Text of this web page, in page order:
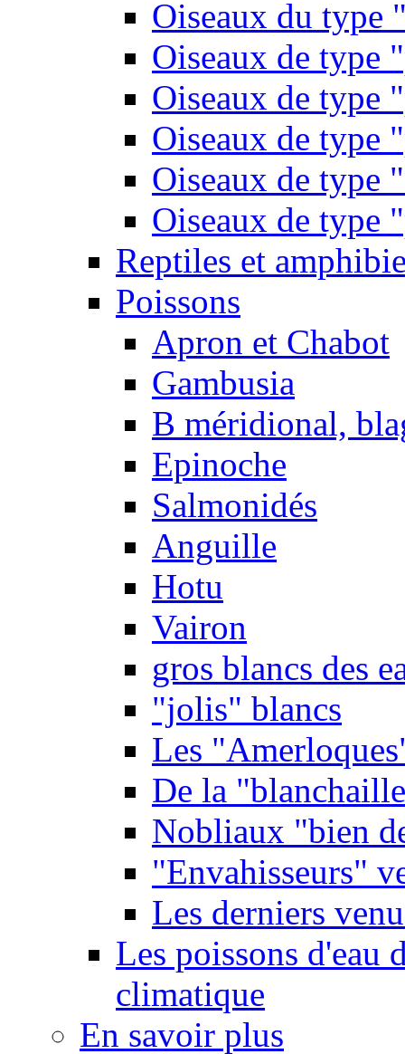
Oiseaux du type
Oiseaux de type
Oiseaux de type
Oiseaux de type
Oiseaux de type
Oiseaux de type
Reptiles et
Poissons
Apron et Chabot
Gambusia
B méridional,
Epinoche
Salmonidés
Anguille
Hotu
Vairon
gros blancs des
"jolis" blancs
Les
De la
Nobliaux "bien
"Envahisseurs"
Les derniers
Les poissons d'eau
climatique
En savoir plus